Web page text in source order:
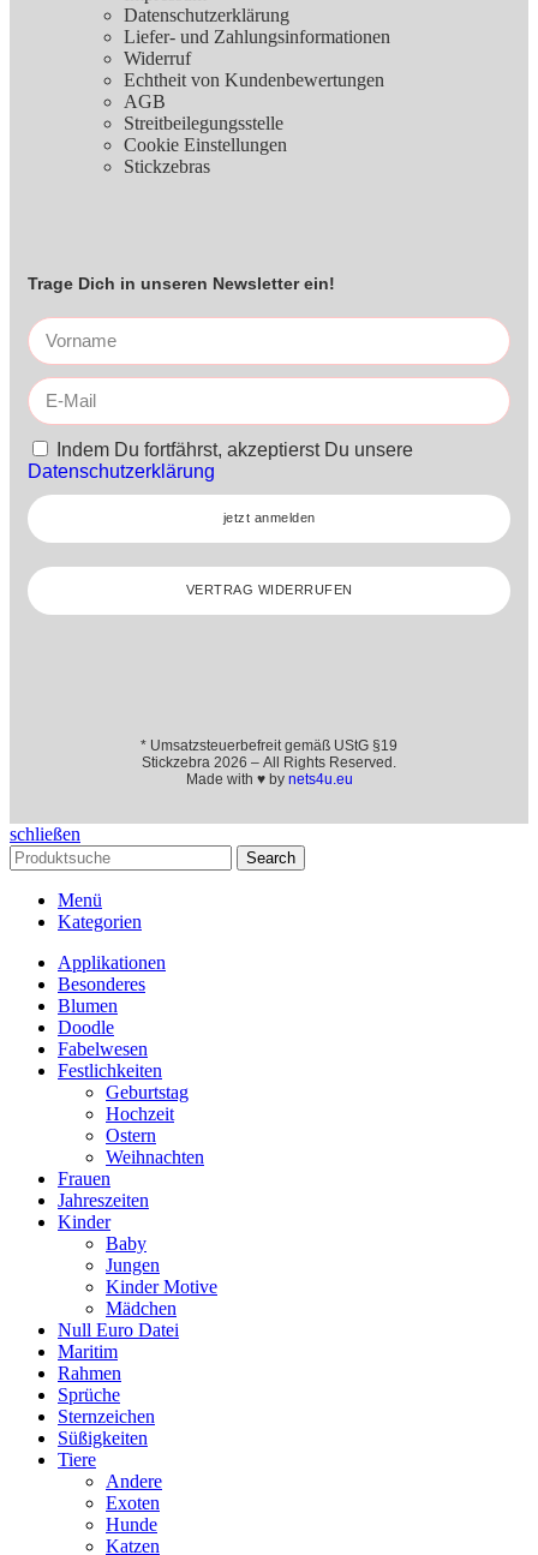
Datenschutzerklärung
Liefer- und Zahlungsinformationen
Widerruf
Echtheit von Kundenbewertungen
AGB
Streitbeilegungsstelle
Cookie Einstellungen
Stickzebras
Trage Dich in unseren Newsletter ein!
Indem Du fortfährst, akzeptierst Du unsere
Datenschutzerklärung
jetzt anmelden
VERTRAG WIDERRUFEN
* Umsatzsteuerbefreit gemäß UStG §19
Stickzebra 2026 – All Rights Reserved.
Made with ♥ by nets4u.eu
schließen
Search
Menü
Kategorien
Applikationen
Besonderes
Blumen
Doodle
Fabelwesen
Festlichkeiten
Geburtstag
Hochzeit
Ostern
Weihnachten
Frauen
Jahreszeiten
Kinder
Baby
Jungen
Kinder Motive
Mädchen
Null Euro Datei
Maritim
Rahmen
Sprüche
Sternzeichen
Süßigkeiten
Tiere
Andere
Exoten
Hunde
Katzen